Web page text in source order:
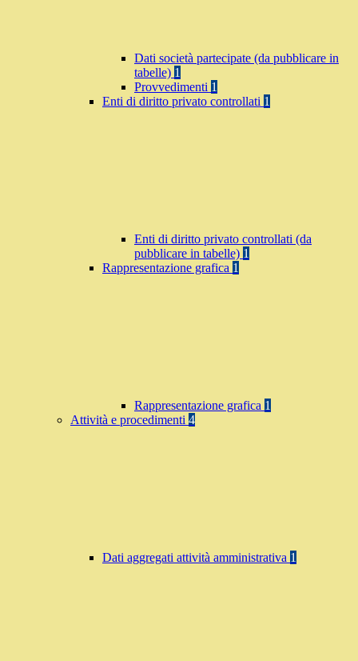
Dati società partecipate (da pubblicare in
tabelle) 1
Provvedimenti 1
Enti di diritto privato controllati 1
Enti di diritto privato controllati (da
pubblicare in tabelle) 1
Rappresentazione grafica 1
Rappresentazione grafica 1
Attività e procedimenti 4
Dati aggregati attività amministrativa 1